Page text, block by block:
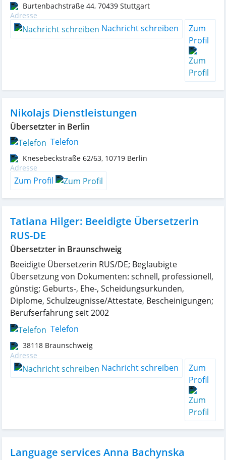
Burtenbachstraße 44, 70439 Stuttgart
Nachricht schreiben
Zum
Profil
Nikolajs Dienstleistungen
Übersetzter in Berlin
Telefon
Knesebeckstraße 62/63, 10719 Berlin
Zum Profil
Tatiana Hilger: Beeidigte Übersetzerin
RUS-DE
Übersetzter in Braunschweig
Beeidigte Übersetzerin RUS/DE; Beglaubigte
Übersetzung von Dokumenten: schnell, professionell,
günstig; Geburts-, Ehe-, Scheidungsurkunden,
Diplome, Schulzeugnisse/Attestate, Bescheinigungen;
Berufserfahrung seit 2002
Telefon
38118 Braunschweig
Nachricht schreiben
Zum
Profil
Language services Anna Bachynska